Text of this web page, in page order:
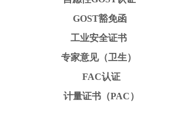
GOST豁免函
工业安全证书
专家意见（卫生）
FAC认证
计量证书（PAC）